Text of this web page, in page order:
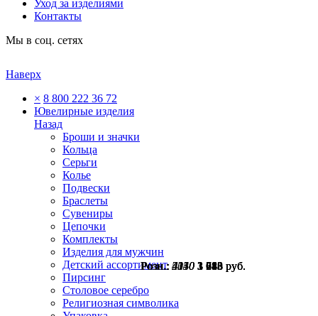
Розн.: 4330 3 248 руб.
Розн.:4110 3 083руб.
Розн.: 5040 3 780 руб.
Розн.: 2150 1 613 руб.
Уход за изделиями
Контакты
Мы в соц. сетях
Наверх
× 8 800 222 36 72
Ювелирные изделия
Назад
Броши и значки
Кольца
Серьги
Колье
Подвески
Браслеты
Сувениры
Цепочки
Комплекты
Изделия для мужчин
Детский ассортимент
Пирсинг
Столовое серебро
Религиозная символика